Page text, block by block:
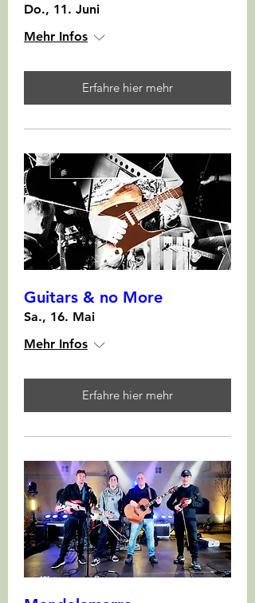
Do., 11. Juni
Mehr Infos
Erfahre hier mehr
Guitars & no More
Sa., 16. Mai
Mehr Infos
Erfahre hier mehr